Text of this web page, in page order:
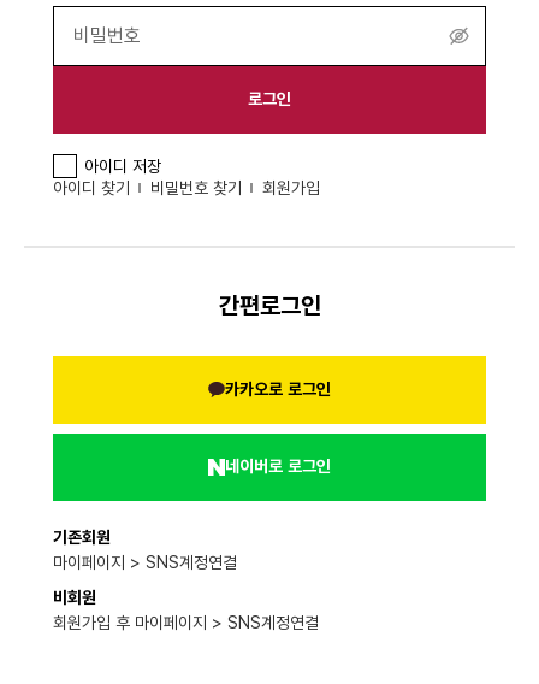
비
밀
로그인
아이디 저장
아이디 찾기
비밀번호 찾기 회원가입
간편로그인
카카오로 로그인
네이버로 로그인
기존회원
마이페이지 > SNS계정연결
비회원
회원가입 후 마이페이지 > SNS계정연결